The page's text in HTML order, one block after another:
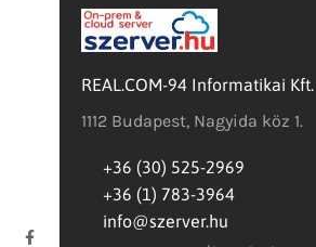
REAL.COM-94 Informatikai Kft.
1112 Budapest, Nagyida köz 1.
+36 (30) 525-2969
+36 (1) 783-3964
info@szerver.hu